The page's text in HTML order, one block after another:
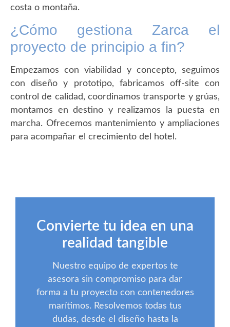
costa o montaña.
¿Cómo gestiona Zarca el
proyecto de principio a fin?
Empezamos con viabilidad y concepto, seguimos
con diseño y prototipo, fabricamos off-site con
control de calidad, coordinamos transporte y grúas,
montamos en destino y realizamos la puesta en
marcha. Ofrecemos mantenimiento y ampliaciones
para acompañar el crecimiento del hotel.
Convierte tu idea en una
realidad tangible
Nuestro equipo de expertos te
asesora sin compromiso para dar
forma a tu proyecto con contenedores
marítimos. Resolvemos todas tus
dudas, desde el diseño hasta la